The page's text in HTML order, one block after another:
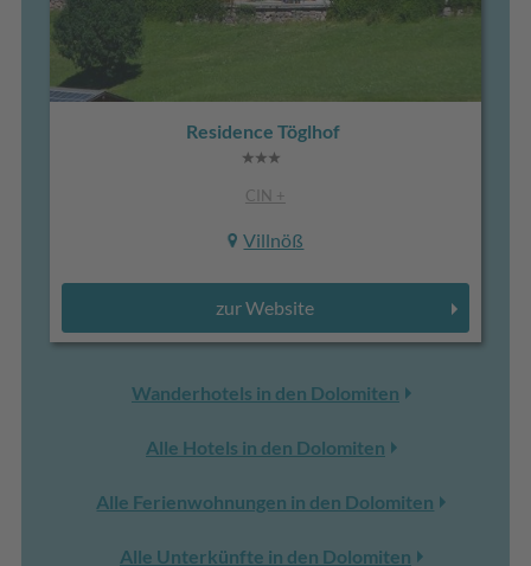
Residence Töglhof
CIN +
Villnöß
zur Website
Wanderhotels in den Dolomiten
Alle Hotels in den Dolomiten
Alle Ferienwohnungen in den Dolomiten
Alle Unterkünfte in den Dolomiten